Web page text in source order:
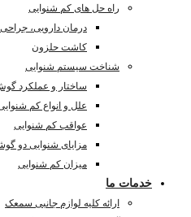
راه حل های کم شنوایی
درمان دارویی،
کاشت حلزون
شناخت سیستم شنوایی
ساختار و عملکرد
علل و انواع کم
عواقب کم شنوایی
مزایای شنوایی دو
میزان کم شنوایی
خدمات ما
ارائه کلیه لوازم جانبی سمعک